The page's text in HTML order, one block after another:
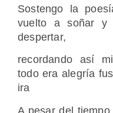
Sostengo la
vuelto a soñar y
despertar,
recordando así
todo era alegría
ira
A pesar del